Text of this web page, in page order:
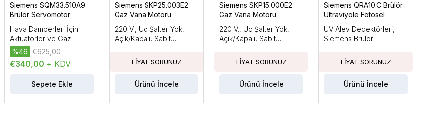
Siemens SQM33.510A9
Brülör Servomotor
Hava Damperleri İçin
Aktüatörler ve Gaz
Damperleri, Elektromotor
Aktüatörler, AC/DC 24
V.Tutma Torku:3Nm,
€340,00 + KDV
%46 €625,00
Sepete Ekle
Siemens SKP25.003E2
Gaz Vana Motoru
220 V., Uç Şalter Yok,
Açık/Kapalı, Sabit
Kadar Basınç Regülatörlü
Ürünü İncele
Siemens SKP15.000E2
Gaz Vana Motoru
220 V., Uç Şalter Yok,
Açık/Kapalı, Sabit
Ürünü İncele
Siemens QRA10.C Brülör
Ultraviyole Fotosel
UV Alev Dedektörleri,
Siemens Brülör
İçin Tasarlanmıştır
Ürünü İncele